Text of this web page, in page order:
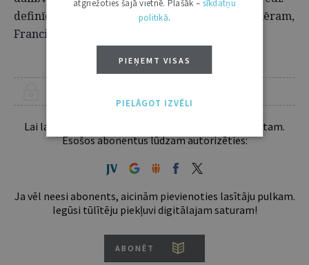
definīciju krimināllikumā, savukārt citas (piemēram,
Francija un Apvienotā Karaliste) to nedara.
Lai lasītu šo rakstu tālāk, Tev jābūt žurnāla abonentam.
Esošos abonentus lūdzam autorizēties:
Ja vēl neesi abonents, aicinām pievienoties lasītāju pulkam.
Iegūsi tūlītēju piekļuvi digitālajam saturam!
ABONĒT
atgriežoties šajā vietnē. Plašāk – sīkdatņu
politikā.
PIEŅEMT VISAS
PIELĀGOT IZVĒLI